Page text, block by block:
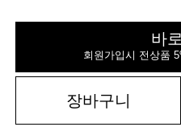
바
회원가입시 전상품
장바구니